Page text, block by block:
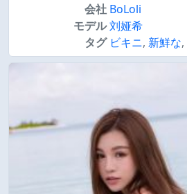
会社 BoLoli
モデル刘娅希
タグ ビキニ, 新鮮な,